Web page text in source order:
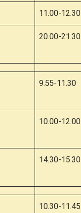
11.00-12.30
20.00-21.30
9.55-11.30
10.00-12.00
14.30-15.30
10.30-11.45